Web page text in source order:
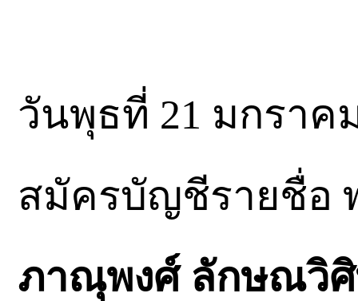
วันพุธที่ 21 มกราค
สมัครบัญชีรายชื่อ
ภาณุพงศ์ ลักษณวิ